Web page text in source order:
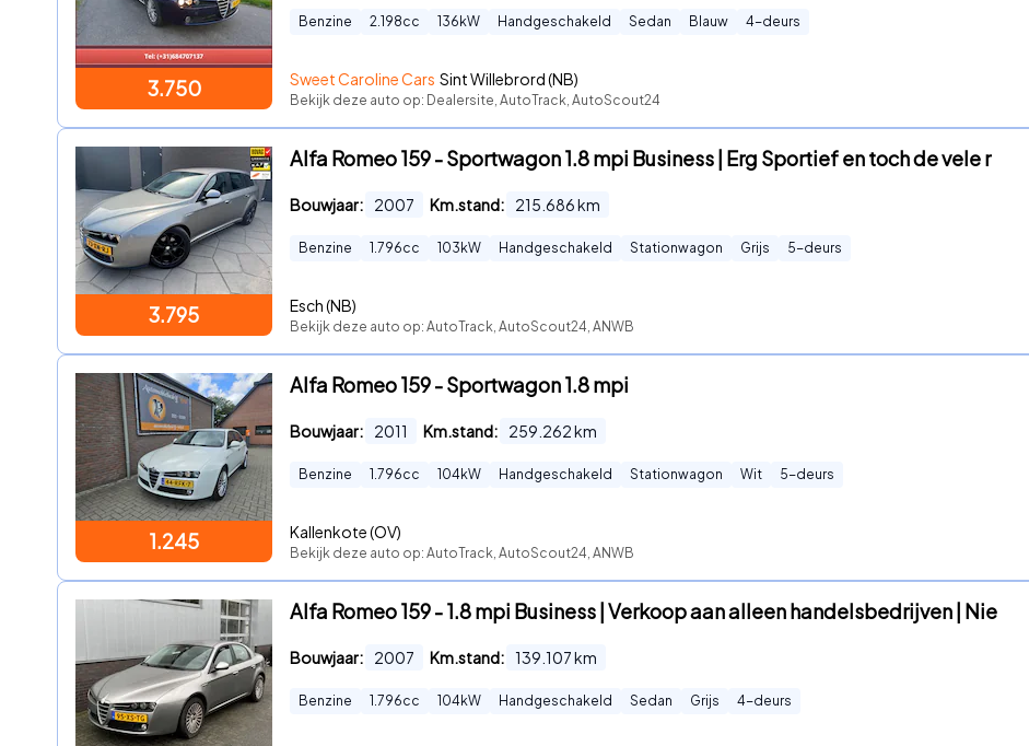
3.750
Benzine 2.198cc 136 kW Handgeschakeld Sedan Blauw 4-deurs
Sweet Caroline Cars Sint Willebrord (NB)
Bekijk deze auto op: Dealersite, AutoTrack, AutoScout24
3.795
Alfa Romeo 159 - Sportwagon 1.8 mpi Business | Erg Sportief en toch de vele r
Bouwjaar: 2007 Km.stand: 215.686km
Benzine 1.796cc 103 kW Handgeschakeld Stationwagon Grijs 5-deurs
Esch (NB)
Bekijk deze auto op: AutoTrack, AutoScout24, ANWB
1.245
Alfa Romeo 159 - Sportwagon 1.8 mpi
Bouwjaar: 2011 Km.stand: 259.262km
Benzine 1.796cc 104 kW Handgeschakeld Stationwagon Wit 5-deurs
Kallenkote (OV)
Bekijk deze auto op: AutoTrack, AutoScout24, ANWB
Alfa Romeo 159 - 1.8 mpi Business | Verkoop aan alleen handelsbedrijven | Nie
Bouwjaar: 2007 Km.stand: 139.107km
Benzine 1.796cc 104 kW Handgeschakeld Sedan Grijs 4-deurs